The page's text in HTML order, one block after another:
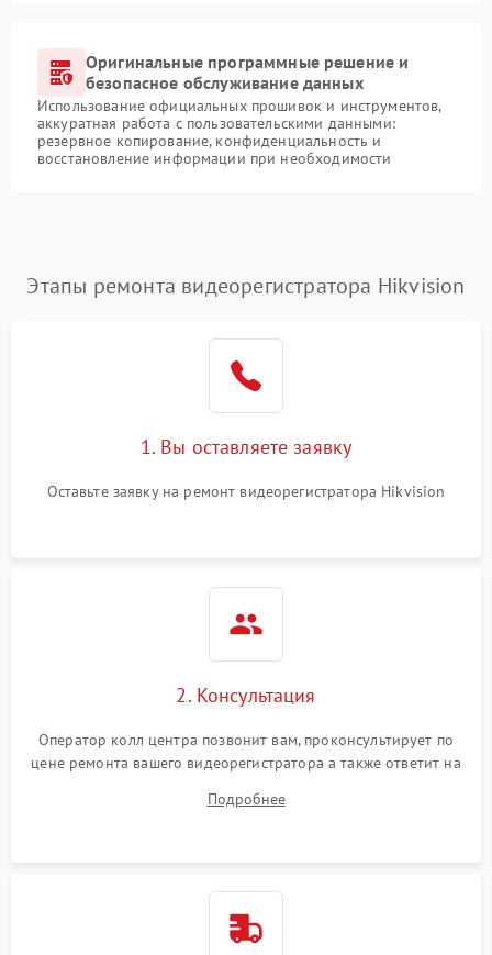
Оригинальные программные решение и
безопасное обслуживание данных
Использование официальных прошивок и инструментов,
аккуратная работа с пользовательскими данными:
резервное копирование, конфиденциальность и
восстановление информации при необходимости
Этапы ремонта видеорегистратора Hikvision
1. Вы оставляете заявку
Оставьте заявку на ремонт видеорегистратора Hikvision
2. Консультация
Оператор колл центра позвонит вам, проконсультирует по
цене ремонта вашего видеорегистратора а также ответит на
Подробнее